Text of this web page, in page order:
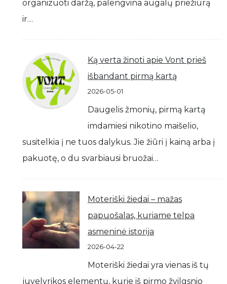
organizuoti daržą, palengvina augalų priežiūrą
ir…
Ką verta žinoti apie Vont prieš
išbandant pirmą kartą
2026-05-01
Daugelis žmonių, pirmą kartą
imdamiesi nikotino maišelio,
susitelkia į ne tuos dalykus. Jie žiūri į kainą arba į
pakuotę, o du svarbiausi bruožai…
Moteriški žiedai – mažas
papuošalas, kuriame telpa
asmeninė istorija
2026-04-22
Moteriški žiedai yra vienas iš tų
juvelyrikos elementų, kurie iš pirmo žvilgsnio